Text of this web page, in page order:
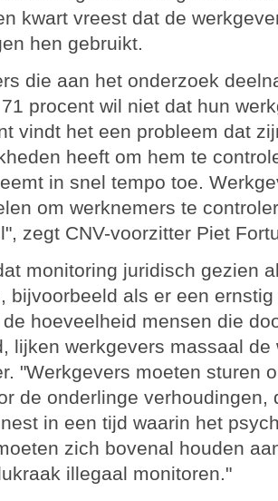
kwart vreest dat de
hen gebruikt.
die aan het onderzoek
procent wil niet dat hun
vindt het een probleem dat
heeft om hem te
in snel tempo toe.
om werknemers te
zegt CNV-voorzitter Piet
monitoring juridisch gezien
bijvoorbeeld als er een
hoeveelheid mensen die
lijken werkgevers massaal
"Werkgevers moeten sturen
de onderlinge verhoudingen,
in een tijd waarin het
zich bovenal houden
illegaal monitoren."